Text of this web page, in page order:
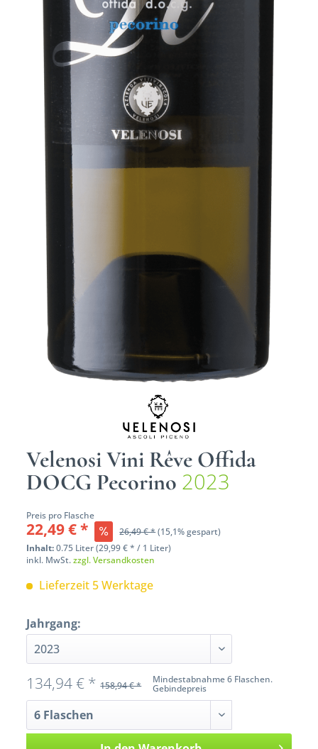
Velenosi Vini Rêve Offida
DOCG Pecorino 2023
Preis pro Flasche
22,49 € * 26,49 € *(15,1% gespart)
Inhalt:0.75 Liter (29,99 € * / 1 Liter)
inkl. MwSt.zzgl. Versandkosten
Lieferzeit 5 Werktage
Jahrgang:
Mindestabnahme 6 Flaschen.
Gebindepreis
134,94 € * 158,94 € *